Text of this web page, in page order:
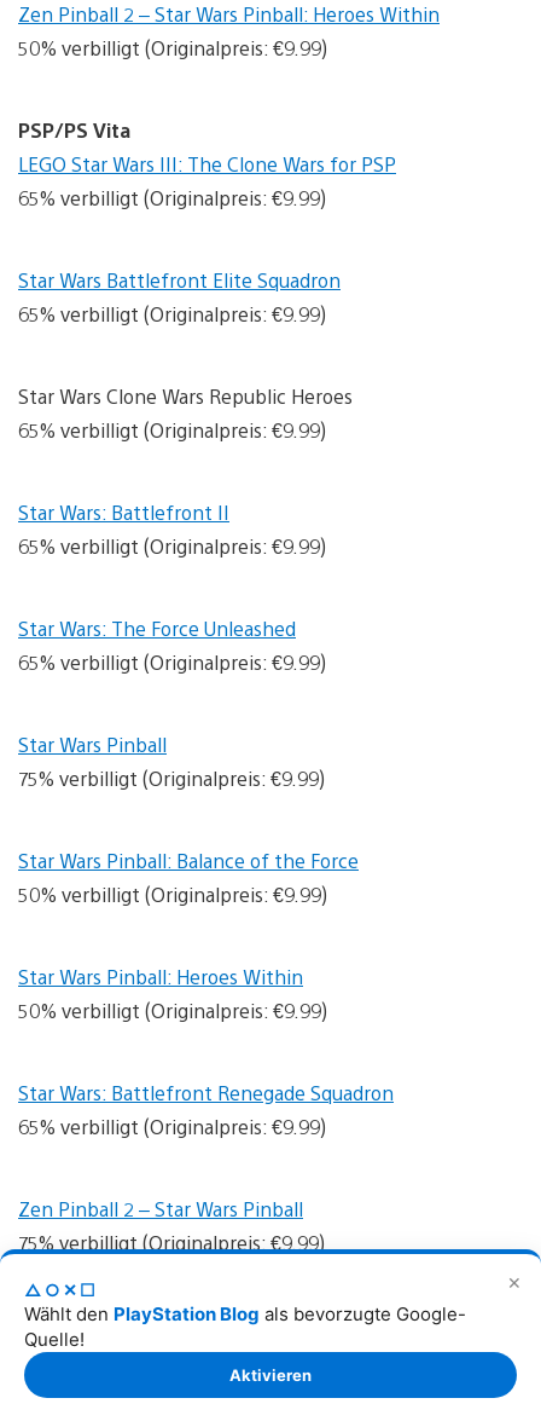
Zen Pinball 2 – Star Wars Pinball: Heroes Within
50% verbilligt (Originalpreis: €9.99)
PSP/PS Vita
LEGO Star Wars III: The Clone Wars for PSP
65% verbilligt (Originalpreis: €9.99)
Star Wars Battlefront Elite Squadron
65% verbilligt (Originalpreis: €9.99)
Star Wars Clone Wars Republic Heroes
65% verbilligt (Originalpreis: €9.99)
Star Wars: Battlefront II
65% verbilligt (Originalpreis: €9.99)
Star Wars: The Force Unleashed
65% verbilligt (Originalpreis: €9.99)
Star Wars Pinball
75% verbilligt (Originalpreis: €9.99)
Star Wars Pinball: Balance of the Force
50% verbilligt (Originalpreis: €9.99)
Star Wars Pinball: Heroes Within
50% verbilligt (Originalpreis: €9.99)
Star Wars: Battlefront Renegade Squadron
65% verbilligt (Originalpreis: €9.99)
Zen Pinball 2 – Star Wars Pinball
75% verbilligt (Originalpreis: €9.99)
Zen Pinball 2 – Star Wars Pinball: Balance of the Force
50% verbilligt (Originalpreis: €9.99)
✕
△○✕☐
Wählt den PlayStation Blog als bevorzugte Google-
Quelle!
Aktivieren